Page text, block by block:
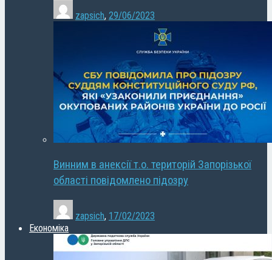
zapsich, 29/06/2023
Винним в анексії т.о. територій Запорізької
області повідомлено підозру
zapsich, 17/02/2023
Економіка